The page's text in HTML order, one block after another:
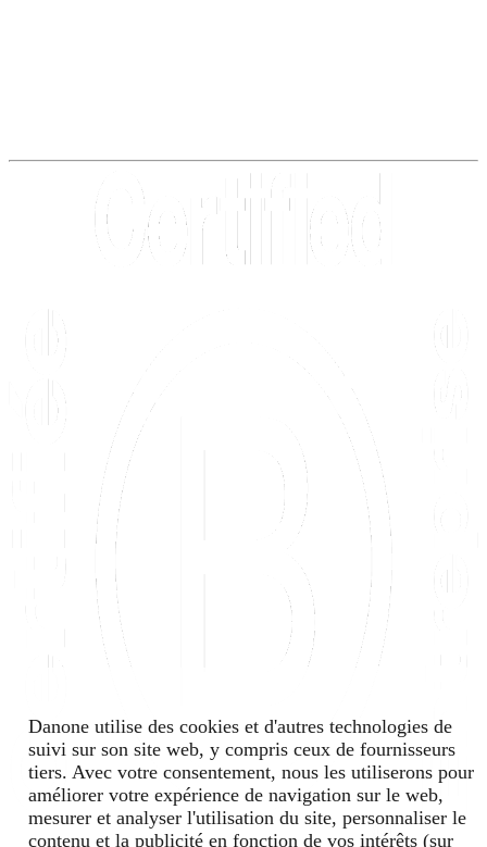
Danone utilise des cookies et d'autres technologies de
suivi sur son site web, y compris ceux de fournisseurs
tiers. Avec votre consentement, nous les utiliserons pour
améliorer votre expérience de navigation sur le web,
mesurer et analyser l'utilisation du site, personnaliser le
contenu et la publicité en fonction de vos intérêts (sur